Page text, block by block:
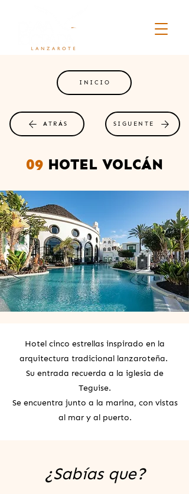
INICIO
ATRÁS SIGUENTE
09 HOTEL VOLCÁN
Hotel cinco estrellas inspirado en la
arquitectura tradicional lanzaroteña.
Su entrada recuerda a la iglesia de
Teguise.
Se encuentra junto a la marina, con vistas
al mar y al puerto.
¿Sabías que?